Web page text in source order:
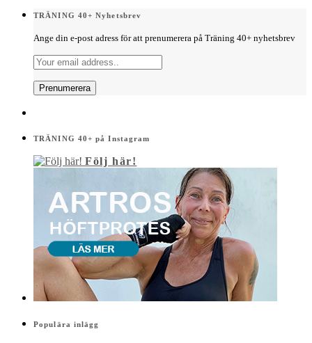
TRÄNING 40+ Nyhetsbrev
Ange din e-post adress för att prenumerera på Träning 40+ nyhetsbrev
TRÄNING 40+ på Instagram
Följ här!
Populära inlägg